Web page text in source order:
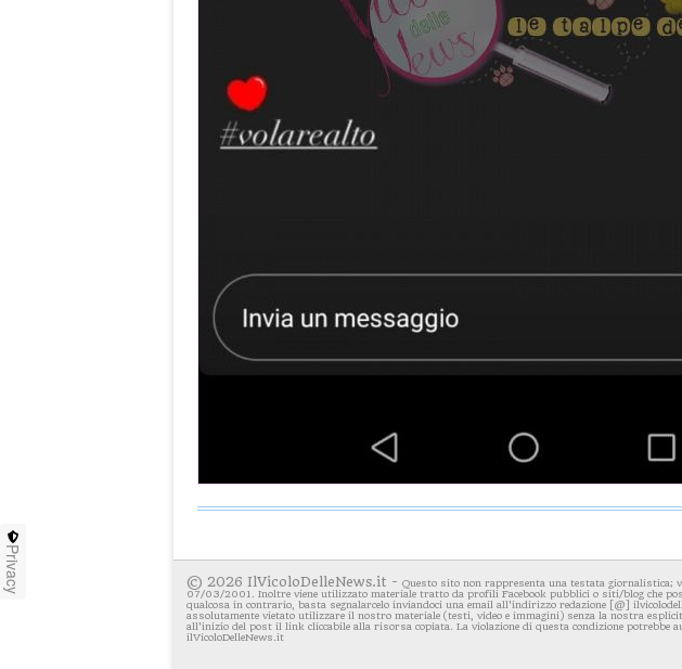
© 2026 IlVicoloDelleNews.it - Questo sito non rappresenta una testata giornalistica;
07/03/2001. Inoltre viene utilizzato materiale tratto da profili Facebook pubblici o siti/blog che
qualcosa in contrario, basta segnalarcelo inviandoci una email all'indirizzo redazione [@]
assolutamente vietato utilizzare il nostro materiale (testi, video e immagini) senza la nostra
all'inizio del post il link cliccabile alla risorsa copiata. La violazione di questa condizione
ilVicoloDelleNews.it
Privacy